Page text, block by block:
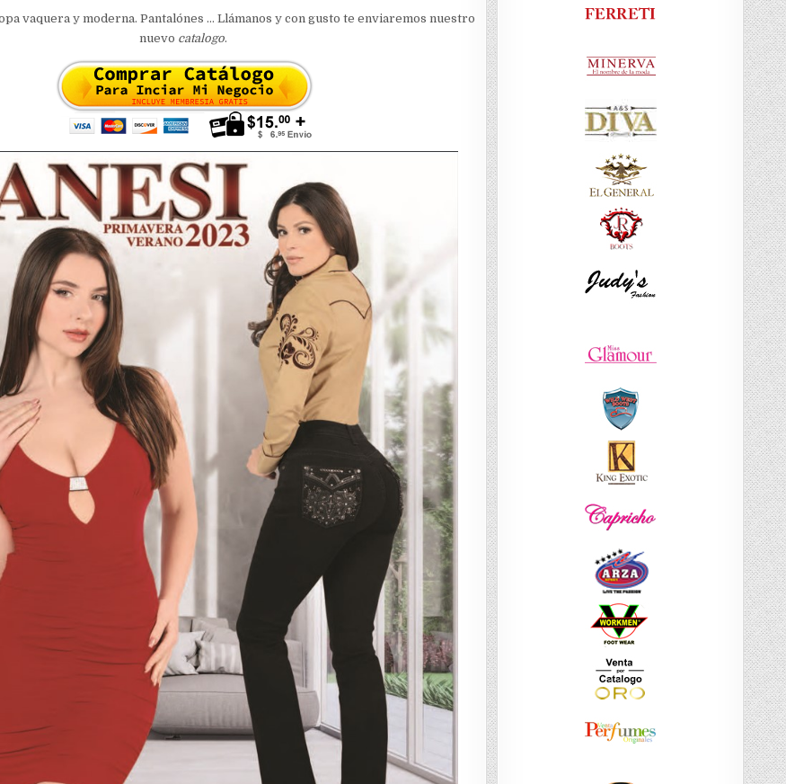
vaquera y moderna. Pantalónes … Llámanos y con gusto te enviaremos nuestro
nuevo catalogo.